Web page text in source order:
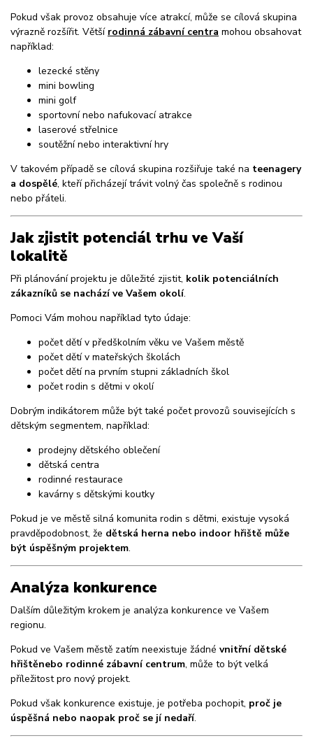
Pokud však provoz obsahuje více atrakcí, může se cílová skupina
výrazně rozšířit. Větší rodinná zábavní centra mohou obsahovat
například:
lezecké stěny
mini bowling
mini golf
sportovní nebo nafukovací atrakce
laserové střelnice
soutěžní nebo interaktivní hry
V takovém případě se cílová skupina rozšiřuje také na teenagery
a dospělé, kteří přicházejí trávit volný čas společně s rodinou
nebo přáteli.
Jak zjistit potenciál trhu ve Vaší
lokalitě
Při plánování projektu je důležité zjistit, kolik potenciálních
zákazníků se nachází ve Vašem okolí.
Pomoci Vám mohou například tyto údaje:
počet dětí v předškolním věku ve Vašem městě
počet dětí v mateřských školách
počet dětí na prvním stupni základních škol
počet rodin s dětmi v okolí
Dobrým indikátorem může být také počet provozů souvisejících s
dětským segmentem, například:
prodejny dětského oblečení
dětská centra
rodinné restaurace
kavárny s dětskými koutky
Pokud je ve městě silná komunita rodin s dětmi, existuje vysoká
pravděpodobnost, že dětská herna nebo indoor hřiště může
být úspěšným projektem.
Analýza konkurence
Dalším důležitým krokem je analýza konkurence ve Vašem
regionu.
Pokud ve Vašem městě zatím neexistuje žádné vnitřní dětské
hřištěnebo rodinné zábavní centrum, může to být velká
příležitost pro nový projekt.
Pokud však konkurence existuje, je potřeba pochopit, proč je
úspěšná nebo naopak proč se jí nedaří.